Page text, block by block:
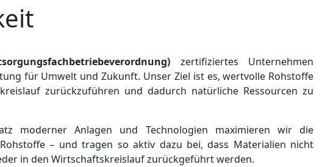
zertifiziertes Unternehmen
für Umwelt und Zukunft. Unser Ziel ist es, wertvolle Rohstoffe
zurückzuführen und dadurch natürliche Ressourcen zu
moderner Anlagen und Technologien maximieren wir die
– und tragen so aktiv dazu bei, dass Materialien nicht
in den Wirtschaftskreislauf zurückgeführt werden.